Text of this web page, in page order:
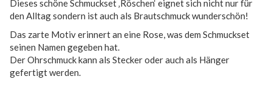
Dieses schöne Schmuckset ‚Röschen‘ eignet sich nicht nur für
den Alltag sondern ist auch als Brautschmuck wunderschön!
Das zarte Motiv erinnert an eine Rose, was dem Schmuckset
seinen Namen gegeben hat.
Der Ohrschmuck kann als Stecker oder auch als Hänger
gefertigt werden.